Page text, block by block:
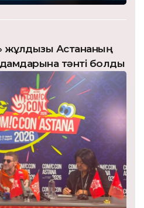
жұлдызы Астананың
тәнті болды